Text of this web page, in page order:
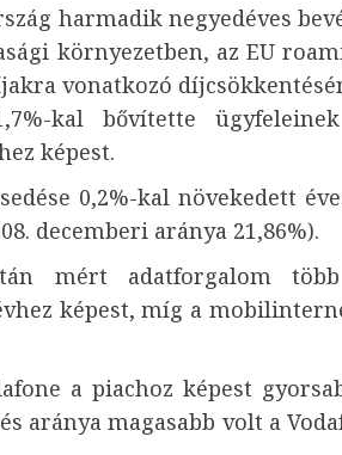
harmadik negyedéves
környezetben, az EU
vonatkozó
kal bővítette
képest.
0,2%-kal növekedett
decemberi aránya 21,86%).
mért adatforgalom
képest, míg a
a piachoz képest
aránya magasabb volt a